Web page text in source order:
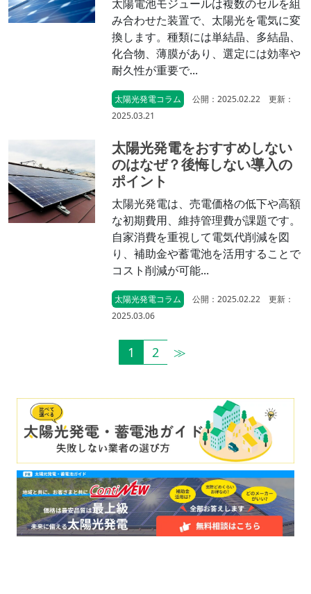
太陽電池モジュールは複数のセルを組
み合わせた装置で、太陽光を電気に変
換します。種類には単結晶、多結晶、
化合物、薄膜があり、選定には効率や
耐久性が重要で...
太陽光発電コラム
公開：2025.02.22 更新：
2025.03.21
太陽光発電をおすすめしない
のはなぜ？後悔しない導入の
ポイント
太陽光発電は、売電価格の低下や高額
な初期費用、維持管理費が課題です。
自家消費を重視して電気代削減を図
り、補助金や蓄電池を活用することで
コスト削減が可能...
太陽光発電コラム
公開：2025.02.22 更新：
2025.03.06
1 2 ≫